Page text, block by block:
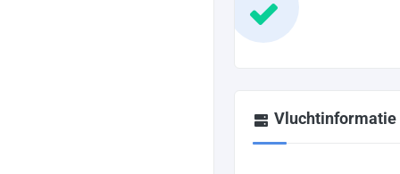
Vluchtinformatie